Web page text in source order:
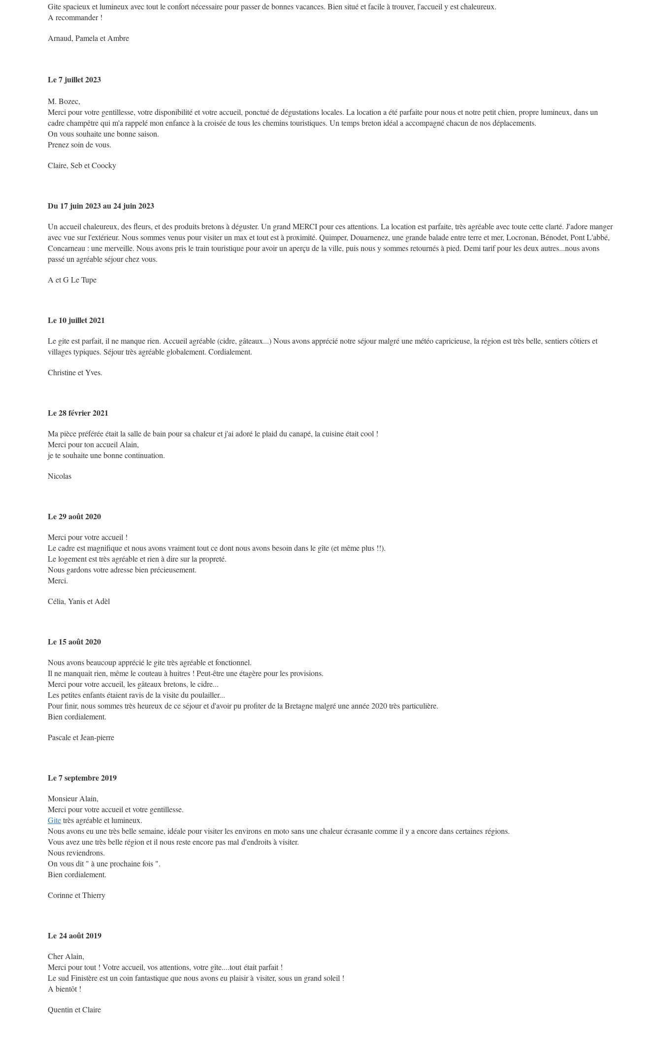
Gite spacieux et lumineux avec tout le confort nécessaire pour passer de bonnes vacances. Bien situé et facile à trouver, l'accueil y est chaleureux.
A recommander !
Arnaud, Pamela et Ambre
Le 7 juillet 2023
M. Bozec,
Merci pour votre gentillesse, votre disponibilité et votre accueil, ponctué de dégustations locales. La location a été parfaite pour nous et notre petit chien, propre lumineux, dans un
cadre champêtre qui m'a rappelé mon enfance à la croisée de tous les chemins touristiques. Un temps breton idéal a accompagné chacun de nos déplacements.
On vous souhaite une bonne saison.
Prenez soin de vous.
Claire, Seb et Coocky
Du 17 juin 2023 au 24 juin 2023
Un accueil chaleureux, des fleurs, et des produits bretons à déguster. Un grand MERCI pour ces attentions. La location est parfaite, très agréable avec toute cette clarté. J'adore manger
avec vue sur l'extérieur. Nous sommes venus pour visiter un max et tout est à proximité. Quimper, Douarnenez, une grande balade entre terre et mer, Locronan, Bénodet, Pont L'abbé,
Concarneau : une merveille. Nous avons pris le train touristique pour avoir un aperçu de la ville, puis nous y sommes retournés à pied. Demi tarif pour les deux autres...nous avons
passé un agréable séjour chez vous.
A et G Le Tupe
Le 10 juillet 2021
Le gite est parfait, il ne manque rien. Accueil agréable (cidre, gâteaux...) Nous avons apprécié notre séjour malgré une météo capricieuse, la région est très belle, sentiers côtiers et
villages typiques. Séjour très agréable globalement. Cordialement.
Christine et Yves.
Le 28 février 2021
Ma pièce préférée était la salle de bain pour sa chaleur et j'ai adoré le plaid du canapé, la cuisine était cool !
Merci pour ton accueil Alain,
je te souhaite une bonne continuation.
Nicolas
Le 29 août 2020
Merci pour votre accueil !
Le cadre est magnifique et nous avons vraiment tout ce dont nous avons besoin dans le gîte (et même plus !!).
Le logement est très agréable et rien à dire sur la propreté.
Nous gardons votre adresse bien précieusement.
Merci.
Célia, Yanis et Adèl
Le 15 août 2020
Nous avons beaucoup apprécié le gite très agréable et fonctionnel.
Il ne manquait rien, même le couteau à huitres ! Peut-être une étagère pour les provisions.
Merci pour votre accueil, les gâteaux bretons, le cidre...
Les petites enfants étaient ravis de la visite du poulailler...
Pour finir, nous sommes très heureux de ce séjour et d'avoir pu profiter de la Bretagne malgré une année 2020 très particulière.
Bien cordialement.
Pascale et Jean-pierre
Le 7 septembre 2019
Monsieur Alain,
Merci pour votre accueil et votre gentillesse.
Gitetrès agréable et lumineux.
Nous avons eu une très belle semaine, idéale pour visiter les environs en moto sans une chaleur écrasante comme il y a encore dans certaines régions.
Vous avez une très belle région et il nous reste encore pas mal d'endroits à visiter.
Nous reviendrons.
On vous dit " à une prochaine fois ".
Bien cordialement.
Corinne et Thierry
Le 24 août 2019
Cher Alain,
Merci pour tout ! Votre accueil, vos attentions, votre gîte....toutétait parfait !
Le sud Finistère est un coin fantastique que nous avons eu plaisir à visiter, sous un grand soleil !
A bientôt !
Quentin et Claire